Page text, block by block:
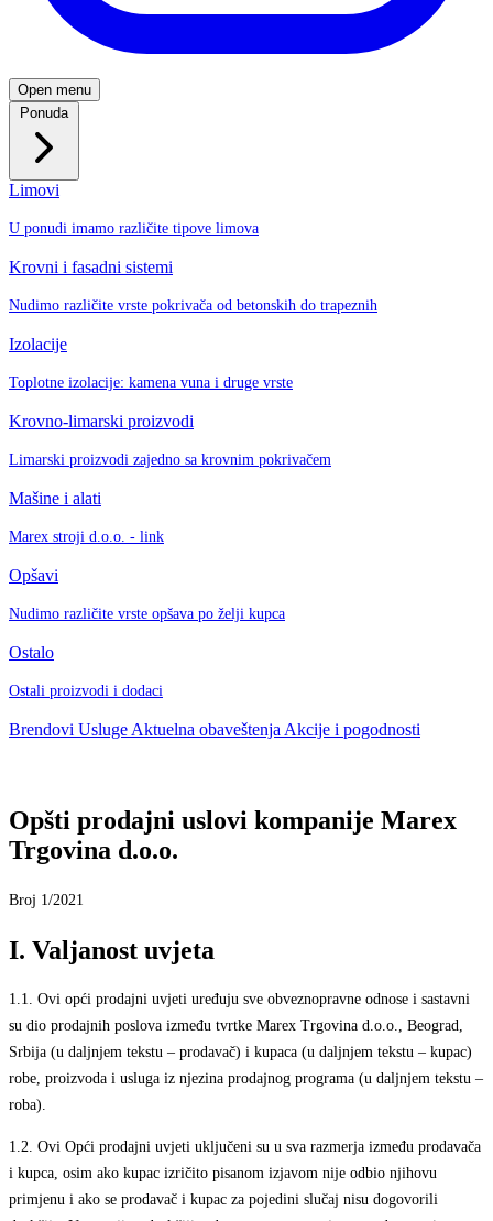
Open menu
Limovi
U ponudi imamo različite tipove limova
Krovni i fasadni sistemi
Nudimo različite vrste pokrivača od betonskih do trapeznih
Izolacije
Toplotne izolacije: kamena vuna i druge vrste
Krovno-limarski proizvodi
Limarski proizvodi zajedno sa krovnim pokrivačem
Mašine i alati
Marex stroji d.o.o. - link
Opšavi
Nudimo različite vrste opšava po želji kupca
Ostalo
Ostali proizvodi i dodaci
Brendovi Usluge Aktuelna obaveštenja Akcije i pogodnosti
Opšti prodajni uslovi kompanije Marex
Trgovina d.o.o.
Broj 1/2021
I. Valjanost uvjeta
1.1. Ovi opći prodajni uvjeti uređuju sve obveznopravne odnose i sastavni
su dio prodajnih poslova između tvrtke Marex Trgovina d.o.o., Beograd,
Srbija (u daljnjem tekstu – prodavač) i kupaca (u daljnjem tekstu – kupac)
robe, proizvoda i usluga iz njezina prodajnog programa (u daljnjem tekstu –
roba).
1.2. Ovi Opći prodajni uvjeti uključeni su u sva razmerja između prodavača
i kupca, osim ako kupac izričito pisanom izjavom nije odbio njihovu
primjenu i ako se prodavač i kupac za pojedini slučaj nisu dogovorili